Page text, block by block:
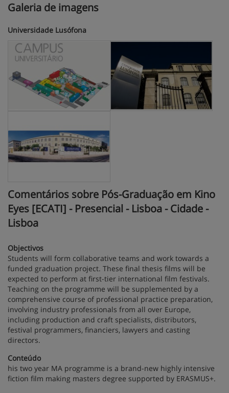
Galeria de imagens
Universidade Lusófona
Comentários sobre Pós-Graduação em Kino
Eyes [ECATI] - Presencial - Lisboa - Cidade -
Lisboa
Objectivos
Students will form collaborative teams and work towards a
funded graduation project. These final thesis films will be
expected to perform at first-tier international film festivals.
Teaching on the programme will be supplemented by a
comprehensive course of professional practice preparation,
involving industry professionals from all over Europe,
including production and craft specialists, distributors,
festival programmers, financiers, lawyers and casting
directors.
Conteúdo
his two year MA programme is a brand-new highly intensive
fiction film making masters degree supported by ERASMUS+.